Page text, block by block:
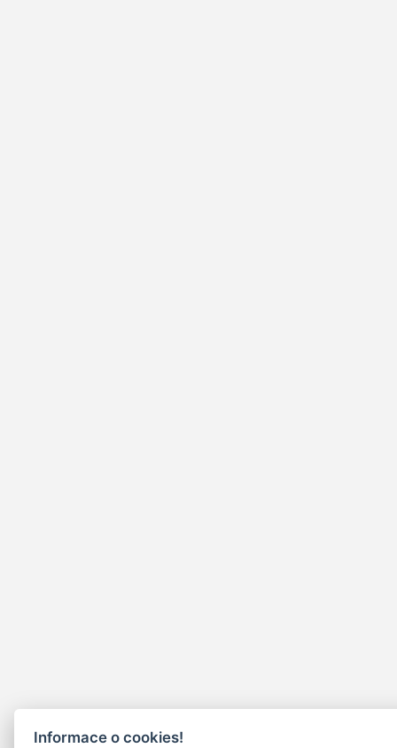
Informace o cookies!